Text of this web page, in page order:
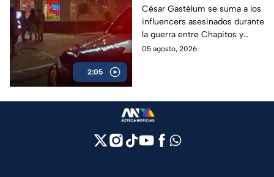
2:05
Gastélum se suma a
lista de asesinados
entre guerra de
Chapitos-Mayiza
César Gastélum se suma a los
influencers asesinados durante
la guerra entre Chapitos y
Mayiza; conoce los casos
05 agosto, 2026